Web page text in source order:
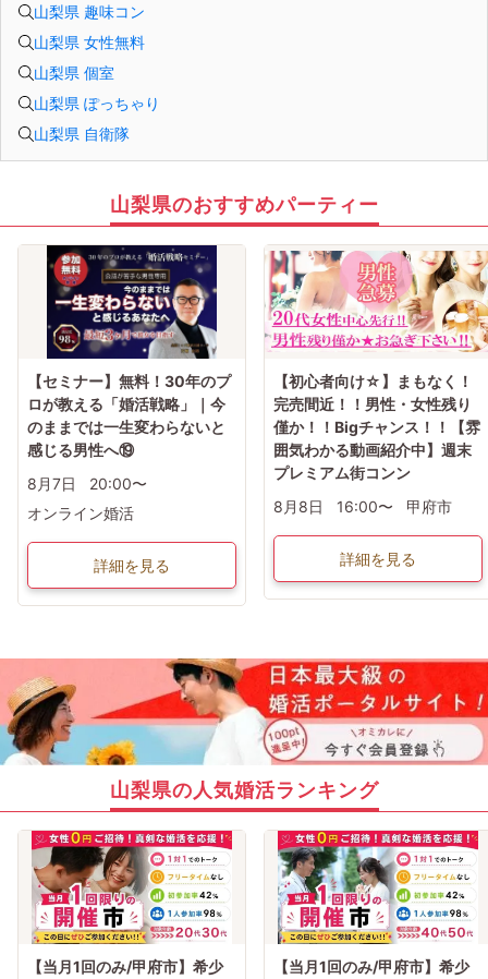
婚活戦略セミナーでは、恋愛や婚活で悩む男性が
短期間で変化と成果を実感できる方法をお伝えします。
【注意事項】
・セミナー中はカメラをオン（お顔を出して）での受講をお願いします。
（屋外、車内からのご参加や、途中入室、退出はご遠慮下さい。）
【キャンセル規定】
セミナー準備の都合上、当日無断キャンセルの場合は、3,000円のキャンセル料を
お支払いいただきます。
山梨県 趣味コン
山梨県 女性無料
山梨県 個室
山梨県 ぽっちゃり
山梨県 自衛隊
山梨県のおすすめパーティー
【セミナー】無料！30年のプ
ロが教える「婚活戦略」｜今
のままでは一生変わらないと
感じる男性へ⑲
8月7日
20:00〜
オンライン婚活
詳細を見る
【初心者向け☆】まもなく！
完売間近！！男性・女性残り
僅か！！Bigチャンス！！【雰
囲気わかる動画紹介中】週末
プレミアム街コンン
8月8日
16:00〜 甲府市
詳細を見る
山梨県の人気婚活ランキング
【当月1回のみ/甲府市】希少
【当月1回のみ/甲府市】希少